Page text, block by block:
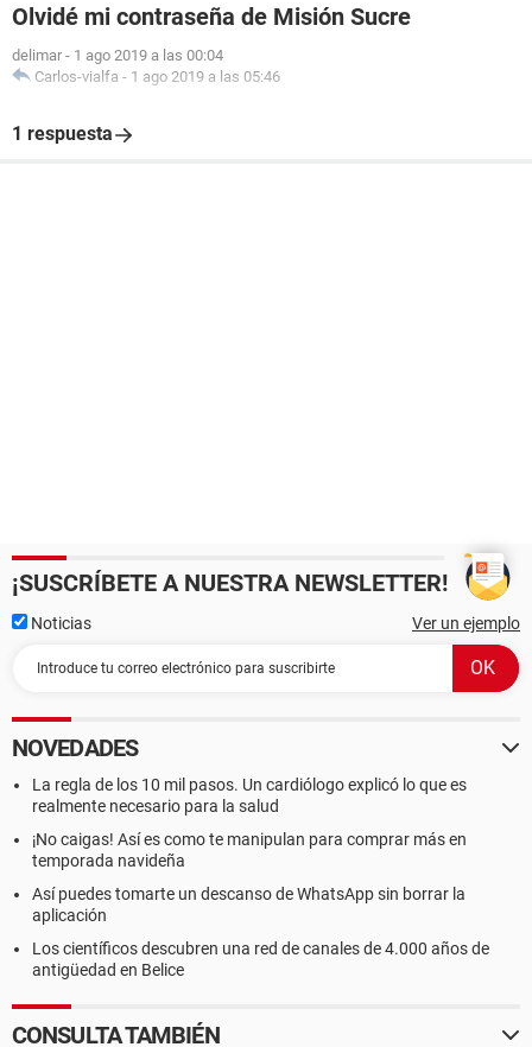
Olvidé mi contraseña de Misión Sucre
delimar - 1 ago 2019 a las 00:04
Carlos-vialfa - 1 ago 2019 a las 05:46
1 respuesta
¡SUSCRÍBETE A NUESTRA NEWSLETTER!
Noticias Ver un ejemplo
NOVEDADES
La regla de los 10 mil pasos. Un cardiólogo explicó lo que es
realmente necesario para la salud
¡No caigas! Así es como te manipulan para comprar más en
temporada navideña
Así puedes tomarte un descanso de WhatsApp sin borrar la
aplicación
Los científicos descubren una red de canales de 4.000 años de
antigüedad en Belice
CONSULTA TAMBIÉN